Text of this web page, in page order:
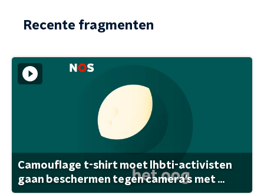
Recente fragmenten
Camouflage t-shirt moet lhbti-activisten
gaan beschermen tegen camera's met ...